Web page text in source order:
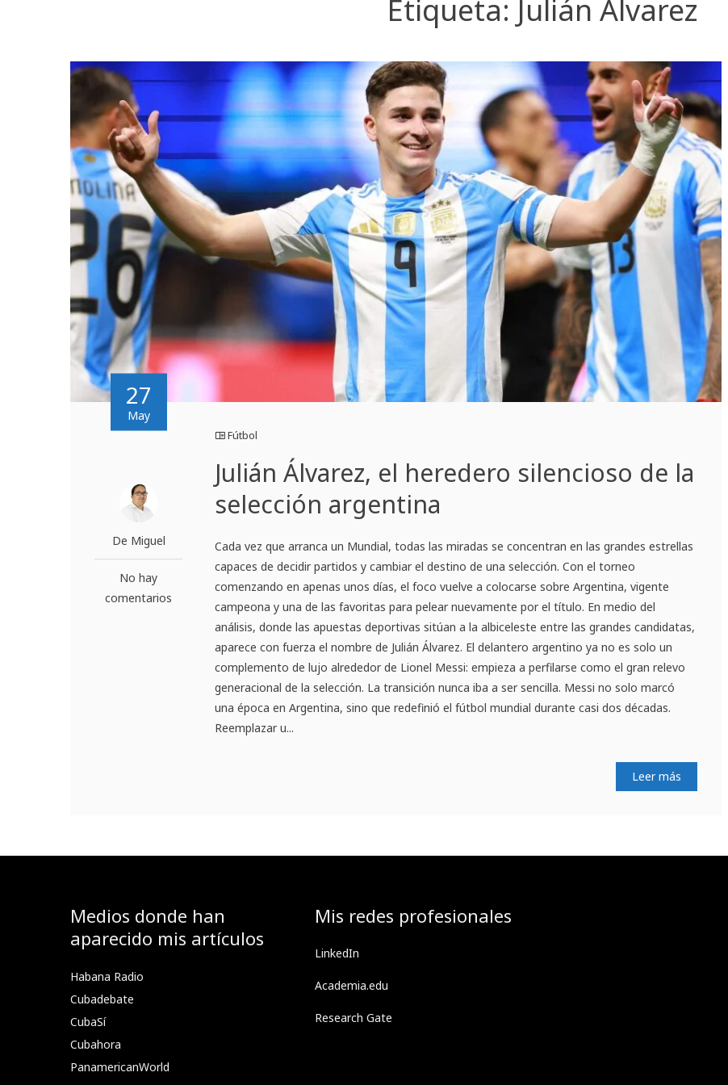
Etiqueta: Julián Álvarez
27
May
De Miguel
No hay
comentarios
Fútbol
Julián Álvarez, el heredero silencioso de la
selección argentina
Cada vez que arranca un Mundial, todas las miradas se concentran en las grandes estrellas
capaces de decidir partidos y cambiar el destino de una selección. Con el torneo
comenzando en apenas unos días, el foco vuelve a colocarse sobre Argentina, vigente
campeona y una de las favoritas para pelear nuevamente por el título. En medio del
análisis, donde las apuestas deportivas sitúan a la albiceleste entre las grandes candidatas,
aparece con fuerza el nombre de Julián Álvarez. El delantero argentino ya no es solo un
complemento de lujo alrededor de Lionel Messi: empieza a perfilarse como el gran relevo
generacional de la selección. La transición nunca iba a ser sencilla. Messi no solo marcó
una época en Argentina, sino que redefinió el fútbol mundial durante casi dos décadas.
Reemplazar u...
Leer más
Medios donde han
aparecido mis artículos
Habana Radio
Cubadebate
CubaSí
Cubahora
PanamericanWorld
Mis redes profesionales
LinkedIn
Academia.edu
Research Gate